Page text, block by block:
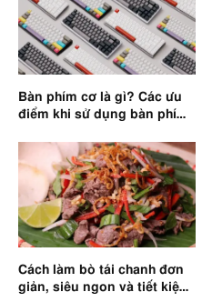
Bàn phím cơ là gì? Các ưu
điểm khi sử dụng bàn phím
Cách làm bò tái chanh đơn
giản, siêu ngon và tiết kiệm